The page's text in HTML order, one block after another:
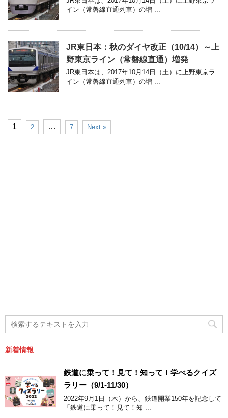
イン（常磐線直通列車）の増 ...
JR東日本：秋のダイヤ改正（10/14）～上
野東京ライン（常磐線直通）増発
JR東日本は、2017年10月14日（土）に上野東京ラ
イン（常磐線直通列車）の増 ...
1 2 … 7 Next »
新着情報
鉄道に乗って！見て！知って！学べるクイズ
ラリー（9/1-11/30）
2022年9月1日（木）から、鉄道開業150年を記念して
「鉄道に乗って！見て！知 ...